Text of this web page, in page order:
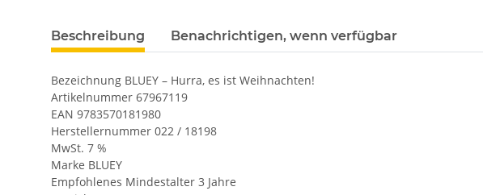
Beschreibung Benachrichtigen, wenn verfügbar
Bezeichnung BLUEY – Hurra, es ist Weihnachten!
Artikelnummer 67967119
EAN 9783570181980
Herstellernummer 022 / 18198
MwSt. 7 %
Marke BLUEY
Empfohlenes Mindestalter 3 Jahre